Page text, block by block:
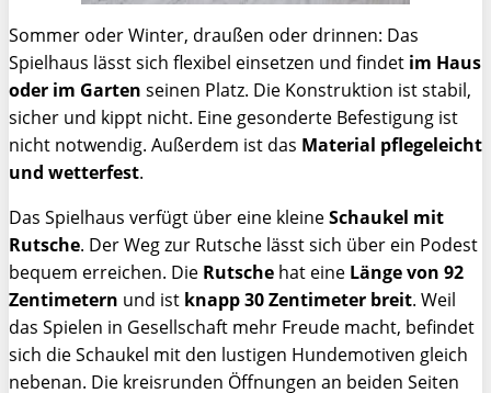
Sommer oder Winter, draußen oder drinnen: Das
Spielhaus lässt sich flexibel einsetzen und findet im Haus
oder im Garten seinen Platz. Die Konstruktion ist stabil,
sicher und kippt nicht. Eine gesonderte Befestigung ist
nicht notwendig. Außerdem ist das Material pflegeleicht
und wetterfest.
Das Spielhaus verfügt über eine kleineSchaukel mit
Rutsche. Der Weg zur Rutsche lässt sich über ein Podest
bequem erreichen. Die Rutsche hat eine Länge von 92
Zentimetern und ist knapp 30 Zentimeter breit. Weil
das Spielen in Gesellschaft mehr Freude macht, befindet
sich die Schaukel mit den lustigen Hundemotiven gleich
nebenan. Die kreisrunden Öffnungen an beiden Seiten